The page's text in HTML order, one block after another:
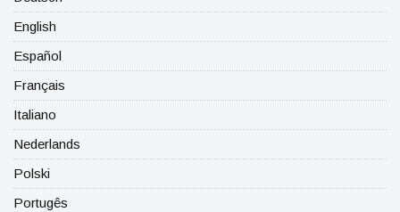
English
Español
Français
Italiano
Nederlands
Polski
Portugês